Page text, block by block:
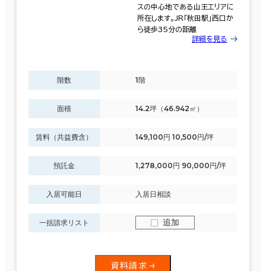
スの中心地である山王エリアに
所在します。JR「秋田駅」西口か
ら徒歩35分の距離
詳細を見る
階数 1階
面積 14.2坪（46.942㎡）
賃料（共益費含） 149,100円 10,500円/坪
預託金 1,278,000円 90,000円/坪
入居可能日 入居日相談
一括請求リスト 追加
資料請求